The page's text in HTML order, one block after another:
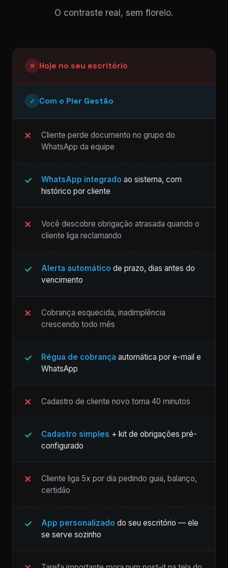
O contraste real, sem floreio.
✕ Hoje no seu escritório
✓ Com o Pier Gestão
Cliente perde documento no grupo do
WhatsApp da equipe
WhatsApp integrado ao sistema, com
histórico por cliente
Você descobre obrigação atrasada quando o
cliente liga reclamando
Alerta automático de prazo, dias antes do
vencimento
Cobrança esquecida, inadimplência
crescendo todo mês
Régua de cobrança automática por e-mail e
WhatsApp
Cadastro de cliente novo toma 40 minutos
Cadastro simples + kit de obrigações pré-
configurado
Cliente liga 5x por dia pedindo guia, balanço,
certidão
App personalizado do seu escritório — ele
se serve sozinho